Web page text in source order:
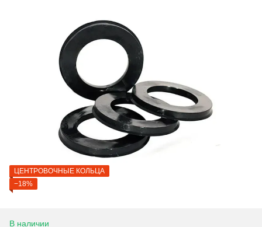
ЦЕНТРОВОЧНЫЕ КОЛЬЦА
−18%
В наличии